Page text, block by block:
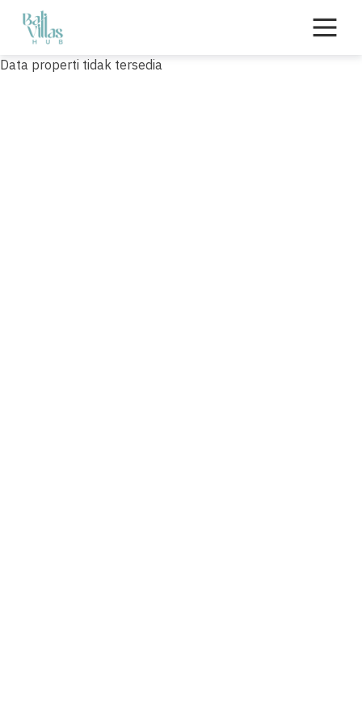
Skip
content
Data properti tidak tersedia